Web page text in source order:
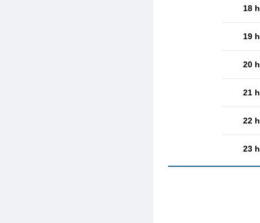
18 h
19 h
20 h
21 h
22 h
23 h